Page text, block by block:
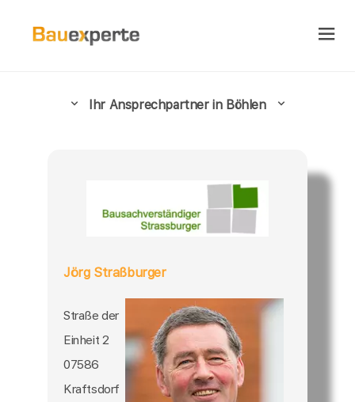
Ihr Ansprechpartner in Böhlen
Jörg Straßburger
Straße der
Einheit 2
07586
Kraftsdorf